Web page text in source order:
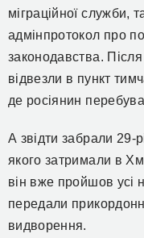
міграційної служби,
адмінпротокол про
законодавства.
відвезли в пункт
де росіянин
А звідти забрали 29-
якого затримали в
він вже пройшов усі
передали
видворення.